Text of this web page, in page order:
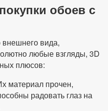
обоев с
вида,
любые взгляды, 3D
плюсов:
материал прочен,
радовать глаз на